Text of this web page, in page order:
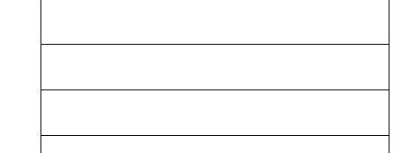
¡Regístrate y